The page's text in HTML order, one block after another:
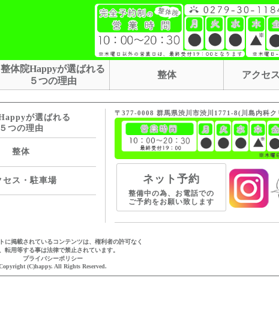
整体院Happyが選ばれる
５つの理由
整体 アクセ
が選ばれる
５つの理由
整体
セス・駐車場
〒377-0008 群馬県渋川市渋川1771-8(川島内科ク
ネット予約
整備中の為、お電話での
ご予約をお願い致します
に掲載されているコンテンツは、権利者の許可なく
転用等する事は法律で禁止されています。
プライバシーポリシー
(C)happy. All Rights Reserved.